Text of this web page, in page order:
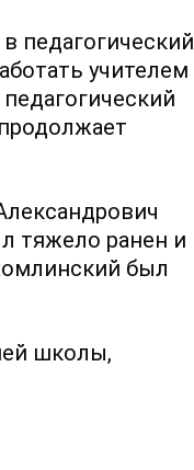
педагогический
учителем
тяжело ранен и
был
школы,